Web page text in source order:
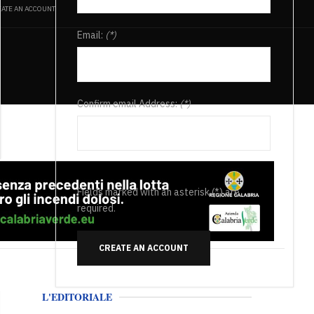
AN ACCOUNT
Email: (*)
Confirm email Address:(*)
Fields marked with an asterisk (*) are
required.
CREATE AN ACCOUNT
L'EDITORIALE